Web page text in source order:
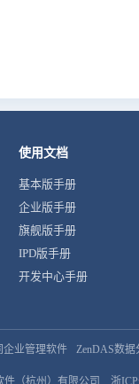
使用文档
基本版手册
企业版手册
旗舰版手册
IPD版手册
开发中心手册
企业管理软件 ZenDAS数据
件（杭州）有限公司 浙